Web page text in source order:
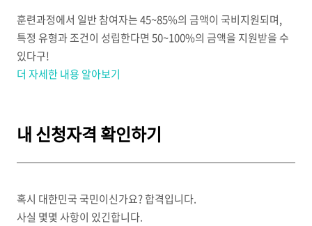
훈련과정에서 일반 참여자는 45~85%의 금액이 국비지원되며,
특정 유형과 조건이 성립한다면 50~100%의 금액을 지원받을 수
있다구!
더 자세한 내용 알아보기
내 신청자격 확인하기
혹시 대한민국 국민이신가요? 합격입니다.
사실 몇몇 사항이 있긴합니다.